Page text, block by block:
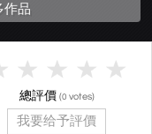
作品
總評價 (0 votes)
我要给予評價